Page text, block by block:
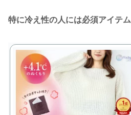
特に冷え性の人には必須アイテム